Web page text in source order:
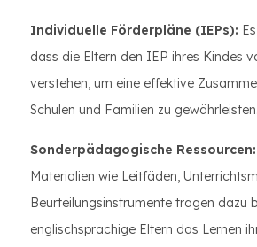
Individuelle Förderpläne (IEPs):
dass die Eltern den IEP ihres Kindes
verstehen, um eine effektive
Schulen und Familien zu gewährleisten.
Sonderpädagogische Ressourcen:
Materialien wie Leitfäden,
Beurteilungsinstrumente tragen dazu
englischsprachige Eltern das Lernen